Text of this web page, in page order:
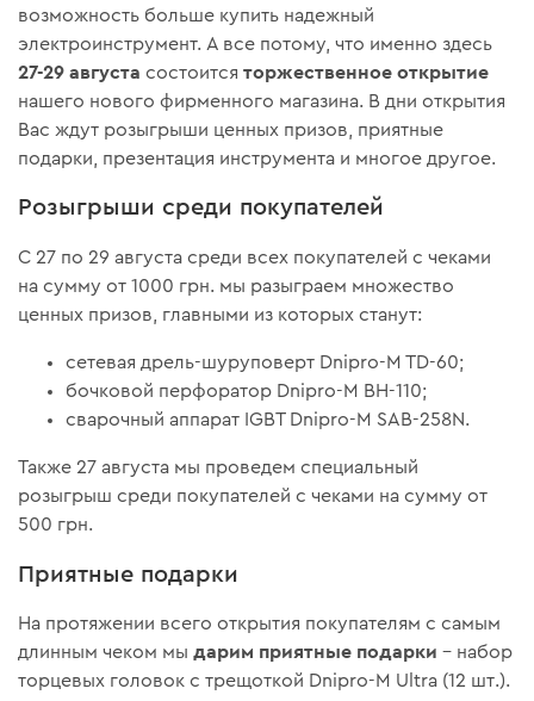
возможность больше купить надежный
электроинструмент. А все потому, что именно здесь
27-29 августа состоитсяторжественное открытие
нашего нового фирменного магазина. В дни открытия
Вас ждут розыгрыши ценных призов, приятные
подарки, презентация инструмента и многое другое.
Розыгрыши среди покупателей
С 27 по 29 августа среди всех покупателей с чеками
на сумму от 1000 грн. мы разыграем множество
ценных призов, главными из которых станут:
сетевая дрель-шуруповерт Dnipro-M TD-60;
бочковой перфоратор Dnipro-M ВН-110;
сварочный аппарат IGBT Dnipro-M SAB-258N.
Также 27 августа мы проведем специальный
розыгрыш среди покупателей с чеками на сумму от
500 грн.
Приятные подарки
На протяжении всего открытия покупателям с самым
длинным чеком мыдарим приятные подарки – набор
торцевых головок с трещоткой Dnipro-M Ultra (12 шт.).